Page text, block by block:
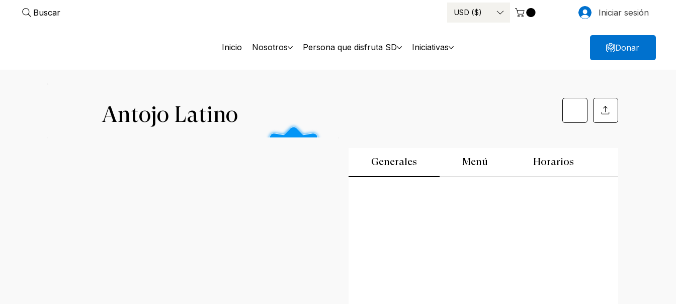
Buscar USD ($) Iniciar sesión
Inicio Nosotros Persona que disfruta SD Iniciativas Donar
Antojo Latino
Generales Menú Horarios